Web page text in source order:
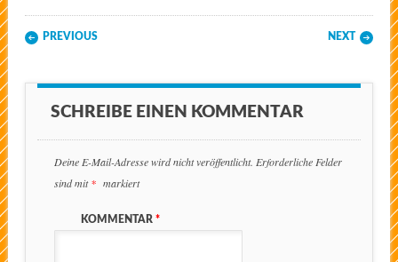
Post navigation
PREVIOUS NEXT
SCHREIBE EINEN KOMMENTAR
Deine E-Mail-Adresse wird nicht veröffentlicht. Erforderliche Felder
sind mit* markiert
KOMMENTAR *